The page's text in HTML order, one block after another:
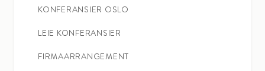
KONFERANSIER OSLO
LEIE KONFERANSIER
FIRMAARRANGEMENT